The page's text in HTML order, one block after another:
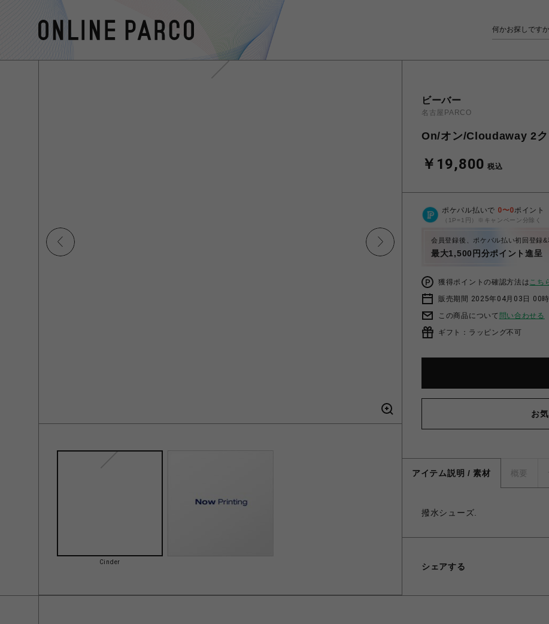
Cinder
ビーバー
名古屋PARCO
On/オン/Cloudaway 2
￥19,800 税込
ポケパル払いで 0〜0ポイント
（1P=1円）※キャンペーン分除く
会員登録後、ポケパル払い初回登録&
最大1,500円分ポイント進呈
獲得ポイントの確認方法はこち
販売期間 2025年04月03日 00
この商品について 問い合わせる
ギフト：ラッピング不可
お
アイテム説明 / 素材 概要
撥水シューズ.
シェアする